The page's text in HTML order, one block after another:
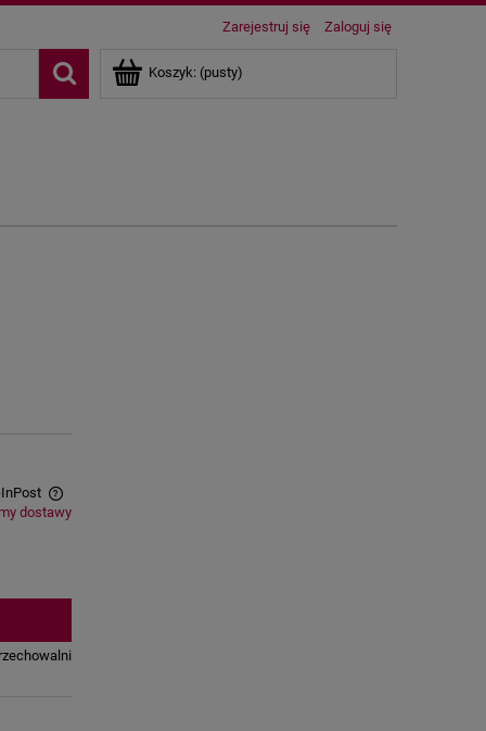
Zarejestruj się Zaloguj się
Koszyk: (pusty)
dostawy